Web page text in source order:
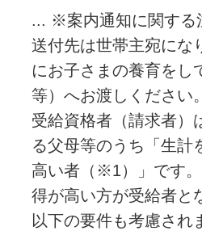
... ※案内通知に関する
送付先は世帯主宛にな
にお子さまの養育をし
等）へお渡しください
受給資格者（請求者）
る父母等のうち「生計
高い者（※1）」です
得が高い方が受給者と
以下の要件も考慮され